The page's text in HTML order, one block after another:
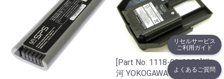
リセルサービス
ご利用ガイド
よくあるご質問
[Part No: 1118-00-0358]横
河 YOKOGAWA WAVETEK